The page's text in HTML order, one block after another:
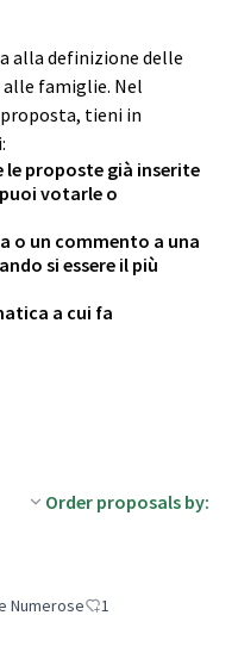
alla definizione delle
famiglie. Nel
tieni in
le proposte già inserite
votarle o
o un commento a una
si essere il più
a cui fa
Order proposals by:
Numerose 1